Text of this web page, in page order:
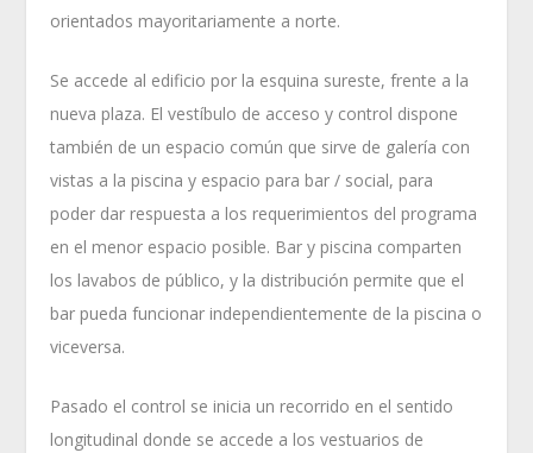
orientados mayoritariamente a norte.
Se accede al edificio por la esquina sureste, frente a la
nueva plaza. El vestíbulo de acceso y control dispone
también de un espacio común que sirve de galería con
vistas a la piscina y espacio para bar / social, para
poder dar respuesta a los requerimientos del programa
en el menor espacio posible. Bar y piscina comparten
los lavabos de público, y la distribución permite que el
bar pueda funcionar independientemente de la piscina o
viceversa.
Pasado el control se inicia un recorrido en el sentido
longitudinal donde se accede a los vestuarios de